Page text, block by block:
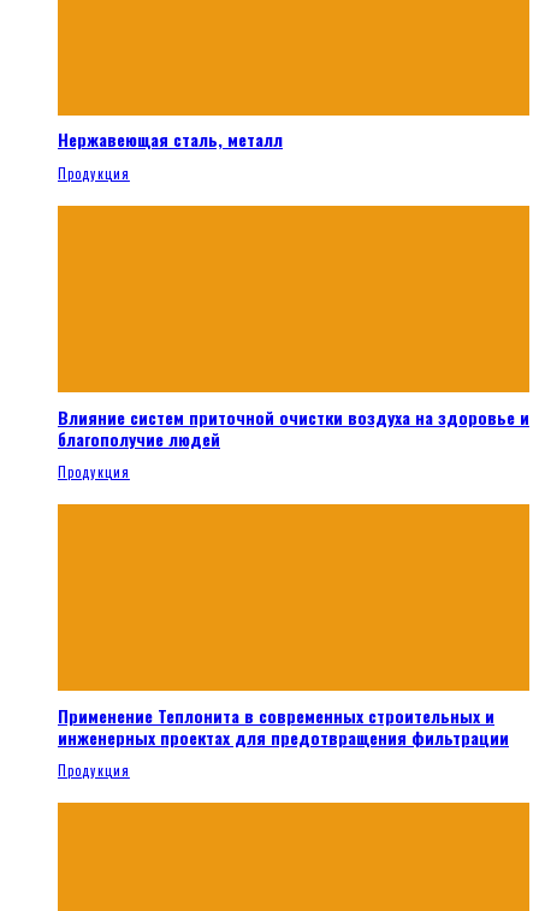
Нержавеющая сталь, металл
Продукция
Влияние систем приточной очистки воздуха на здоровье и
благополучие людей
Продукция
Применение Теплонита в современных строительных и
инженерных проектах для предотвращения фильтрации
Продукция